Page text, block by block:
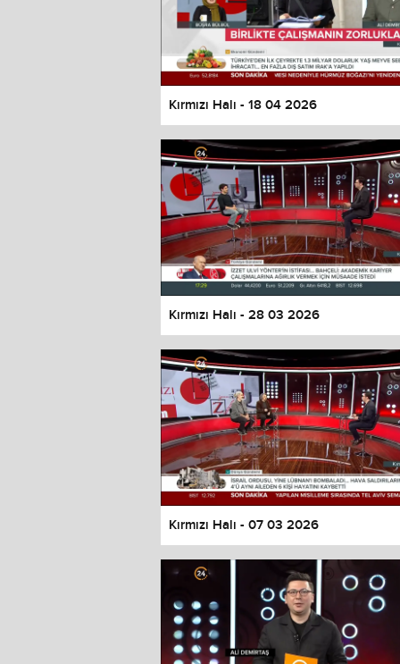
Kırmızı Halı - 18 04 2026
Kırmızı Halı - 28 03 2026
Kırmızı Halı - 07 03 2026